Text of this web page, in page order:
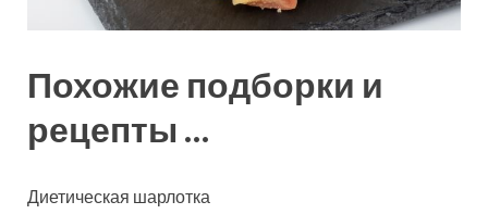
Похожие подборки и
рецепты …
Диетическая шарлотка